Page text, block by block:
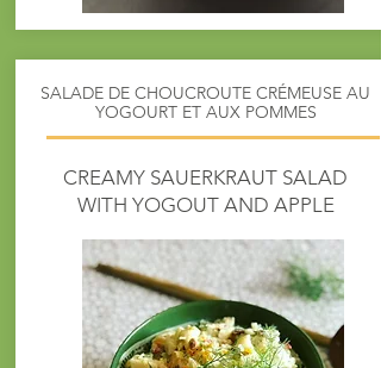
SALADE DE CHOUCROUTE CRÉMEUSE AU
YOGOURT ET AUX POMMES
CREAMY SAUERKRAUT SALAD
WITH YOGOUT AND APPLE